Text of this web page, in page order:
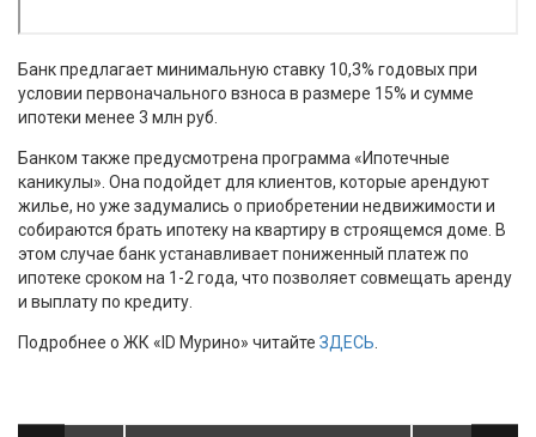
Банк предлагает минимальную ставку 10,3% годовых при
условии первоначального взноса в размере 15% и сумме
ипотеки менее 3 млн руб.
Банком также предусмотрена программа «Ипотечные
каникулы». Она подойдет для клиентов, которые арендуют
жилье, но уже задумались о приобретении недвижимости и
собираются брать ипотеку на квартиру в строящемся доме. В
этом случае банк устанавливает пониженный платеж по
ипотеке сроком на 1-2 года, что позволяет совмещать аренду
и выплату по кредиту.
Подробнее о ЖК «ID Мурино» читайте ЗДЕСЬ